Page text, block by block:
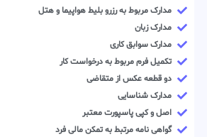
مدارک مربوط به رزرو بلیط هواپیما و هتل
مدارک زبان
مدارک سوابق کاری
تکمیل فرم مربوط به درخواست کار
دو قطعه عکس از متقاضی
مدارک شناسایی
اصل و کپی پاسپورت معتبر
گواهی نامه مرتبط به تمکن مالی فرد